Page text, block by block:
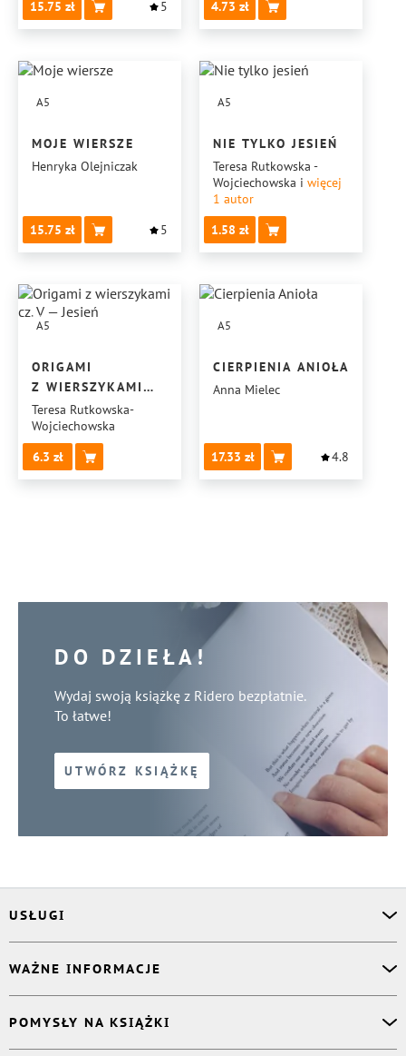
15.75
5
4.73
A5
MOJE WIERSZE
Henryka Olejniczak
15.75 5
A5
NIE TYLKO JESIEŃ
Teresa Rutkowska -
Wojciechowska i więcej
1 autor
1.58
A5
ORIGAMI
Z WIERSZYKAMI
CZ. V — JESIEŃ
Teresa Rutkowska-
Wojciechowska
6.3
A5
CIERPIENIA ANIOŁA
Anna Mielec
17.33 4.8
DO DZIEŁA!
Wydaj swoją książkę z Ridero bezpłatnie.
To łatwe!
UTWÓRZ KSIĄŻKĘ
USŁUGI
Korektor
Projektant okładki
Druk Twojej książki
Publikacja
WAŻNE INFORMACJE
Książki Ridero
POMYSŁY NA KSIĄŻKI